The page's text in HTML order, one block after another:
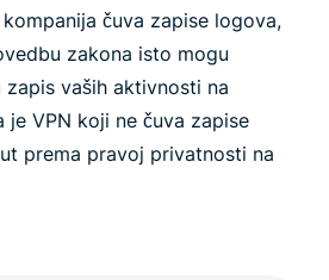
čuva zapise logova,
zakona isto mogu
vaših aktivnosti na
VPN koji ne čuva zapise
prema pravoj privatnosti na